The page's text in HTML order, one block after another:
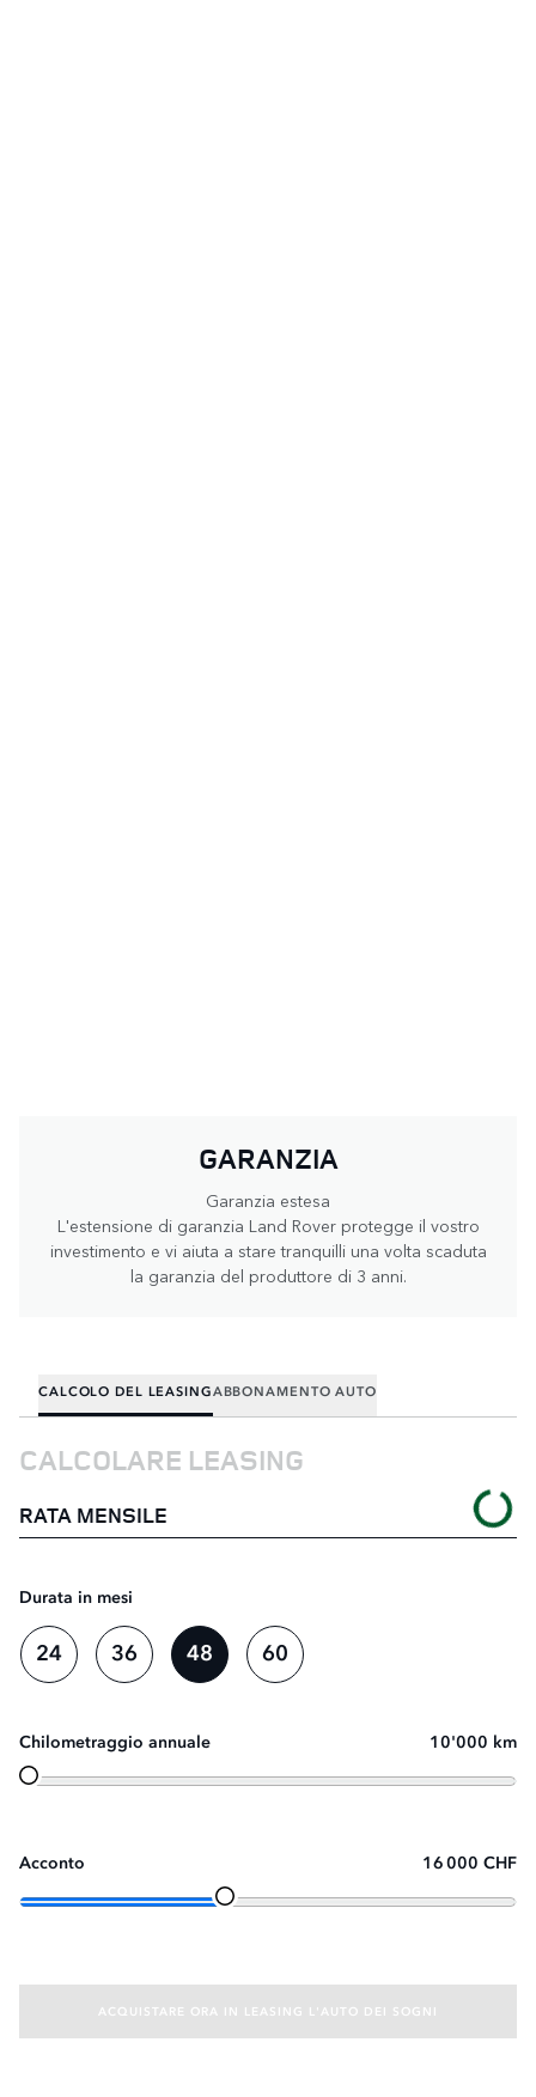
GARANZIA
Garanzia estesa
L'estensione di garanzia Land Rover protegge il vostro
investimento e vi aiuta a stare tranquilli una volta scaduta
la garanzia del produttore di 3 anni.
CALCOLO DEL LEASINGABBONAMENTO AUTO
CALCOLARE LEASING
RATA MENSILE
Durata in mesi
24 36 48 60
Chilometraggio annuale 10'000 km
Acconto 16 000 CHF
ACQUISTARE ORA IN LEASING L'AUTO DEI SOGNI